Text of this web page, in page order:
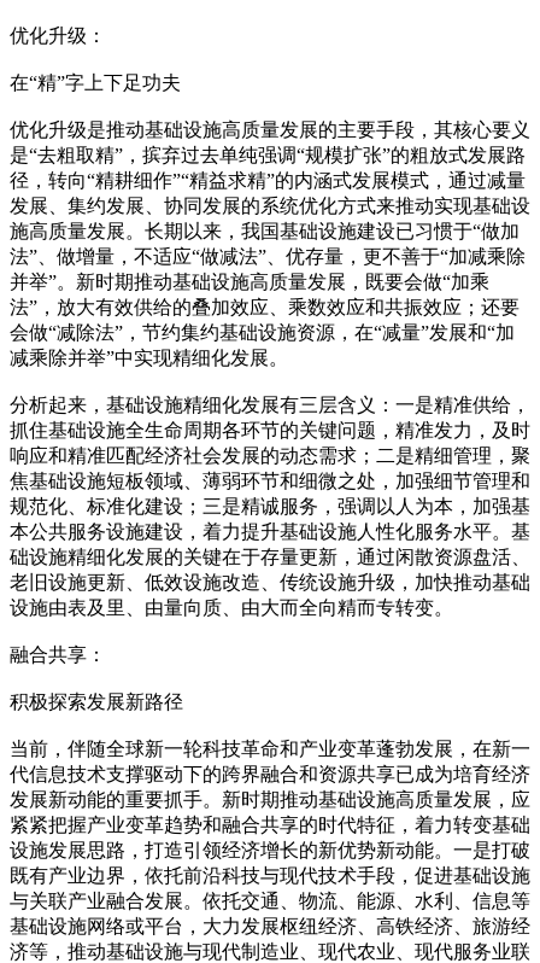
优化升级：
在“精”字上下足功夫
优化升级是推动基础设施高质量发展的主要手段，其核心要义
是“去粗取精”，摈弃过去单纯强调“规模扩张”的粗放式发展路
径，转向“精耕细作”“精益求精”的内涵式发展模式，通过减量
发展、集约发展、协同发展的系统优化方式来推动实现基础设
施高质量发展。长期以来，我国基础设施建设已习惯于“做加
法”、做增量，不适应“做减法”、优存量，更不善于“加减乘除
并举”。新时期推动基础设施高质量发展，既要会做“加乘
法”，放大有效供给的叠加效应、乘数效应和共振效应；还要
会做“减除法”，节约集约基础设施资源，在“减量”发展和“加
减乘除并举”中实现精细化发展。
分析起来，基础设施精细化发展有三层含义：一是精准供给，
抓住基础设施全生命周期各环节的关键问题，精准发力，及时
响应和精准匹配经济社会发展的动态需求；二是精细管理，聚
焦基础设施短板领域、薄弱环节和细微之处，加强细节管理和
规范化、标准化建设；三是精诚服务，强调以人为本，加强基
本公共服务设施建设，着力提升基础设施人性化服务水平。基
础设施精细化发展的关键在于存量更新，通过闲散资源盘活、
老旧设施更新、低效设施改造、传统设施升级，加快推动基础
设施由表及里、由量向质、由大而全向精而专转变。
融合共享：
积极探索发展新路径
当前，伴随全球新一轮科技革命和产业变革蓬勃发展，在新一
代信息技术支撑驱动下的跨界融合和资源共享已成为培育经济
发展新动能的重要抓手。新时期推动基础设施高质量发展，应
紧紧把握产业变革趋势和融合共享的时代特征，着力转变基础
设施发展思路，打造引领经济增长的新优势新动能。一是打破
既有产业边界，依托前沿科技与现代技术手段，促进基础设施
与关联产业融合发展。依托交通、物流、能源、水利、信息等
基础设施网络或平台，大力发展枢纽经济、高铁经济、旅游经
济等，推动基础设施与现代制造业、现代农业、现代服务业联